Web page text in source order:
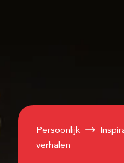
Persoonlijk
verhalen